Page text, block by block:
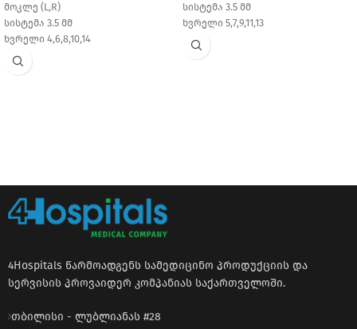
მოკლე (L,R)
სისტემა 3.5 მმ
ხვრელი 4,6,8,10,14
სისტემა 3.5 მმ
ხვრელი 5,7,9,11,13
4Hospitals წარმოადგენს სამედიცინო პროდუქციის და
სერვისის პროვაიდერ კომპანიას საქართველოში.
თბილისი - ლუბლიანას #28